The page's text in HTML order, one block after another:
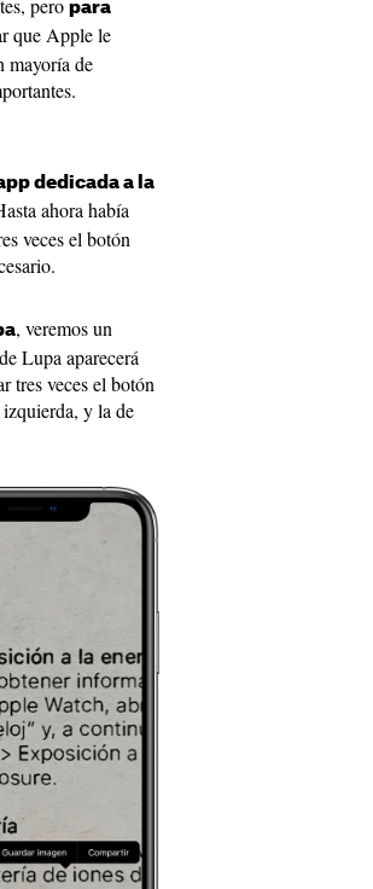
pero para
que Apple le
mayoría de
dedicada a la
ahora había
veces el botón
, veremos un
Lupa aparecerá
tres veces el botón
y la de